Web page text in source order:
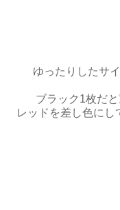
ゆったりしたサ
ブラック1枚だ
レッドを差し色にし